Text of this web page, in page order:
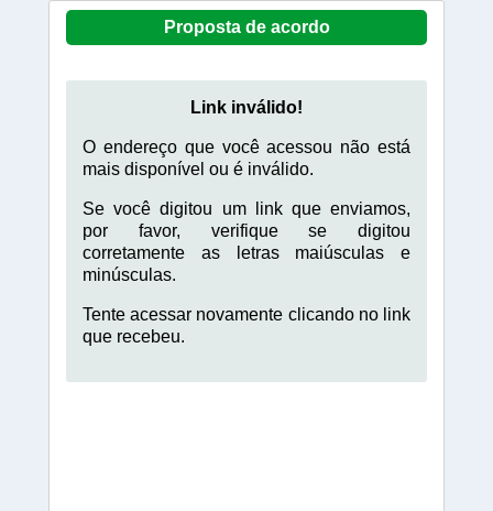
Proposta de acordo
Link inválido!
O endereço que você acessou não está
mais disponível ou é inválido.
Se você digitou um link que enviamos,
por favor, verifique se digitou
corretamente as letras maiúsculas e
minúsculas.
Tente acessar novamente clicando no link
que recebeu.